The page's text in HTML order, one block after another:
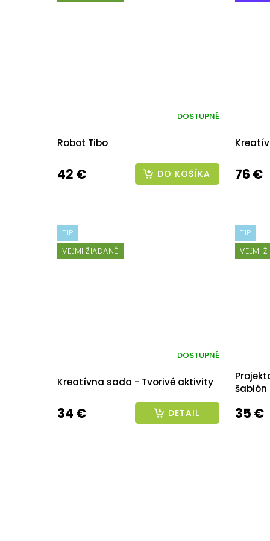
Robot Tibo
DOSTUPNÉ
42 € DO KOŠÍKA 76 €
TIP
VEĽMI ŽIADANÉ
Kreatívna sada - Tvorivé aktivity
DOSTUPNÉ
34 € DETAIL
TIP
VEĽMI
šablón
35 €